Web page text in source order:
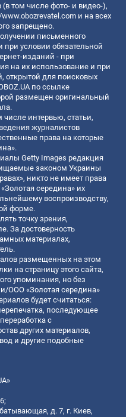
том числе фото- и видео-),
и на всех
запрещено.
письменного
условии обязательной
изданий - при
на их использование и при
открытой для поисковых
по ссылке
размещен оригинальный
числе интервью, статьи,
журналистов
права на которые
Getty Images редакция
законом Украины
никто не имеет права
середина» их
воспроизводству,
форме.
точку зрения,
За достоверность
материалах,
размещенных на этом
на страницу этого сайта,
упоминания, но без
ООО «Золотая середина»
будет считаться:
последующее
с
других материалов,
и другие подобные
д. 7, г. Киев,